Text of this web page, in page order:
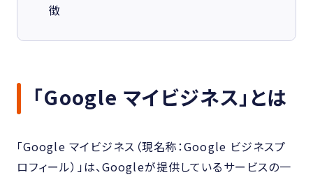
徴
「Google マイビジネス」とは
「Google マイビジネス（現名称：Google ビジネスプ
ロフィール）」は、Googleが提供しているサービスの一